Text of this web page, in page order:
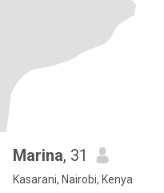
Marina, 31
Kasarani, Nairobi, Kenya